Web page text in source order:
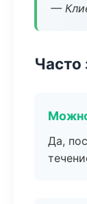
—
Часто
Да,